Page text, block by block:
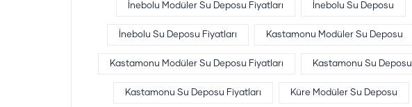
İnebolu Modüler Su Deposu Fiyatları İnebolu Su Deposu
İnebolu Su Deposu Fiyatları Kastamonu Modüler Su Deposu
Kastamonu Modüler Su Deposu Fiyatları Kastamonu Su Deposu
Kastamonu Su Deposu Fiyatları Küre Modüler Su Deposu